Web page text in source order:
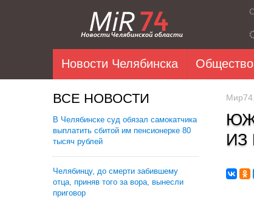
Новости Челябинска Общество
ВСЕ НОВОСТИ
В Челябинске суд обязал самокатчика
выплатить сбитой им пенсионерке 80
тысяч рублей
Челябинцу, до смерти забившему
отца, приняв того за вора, вынесли
приговор
ИЗ